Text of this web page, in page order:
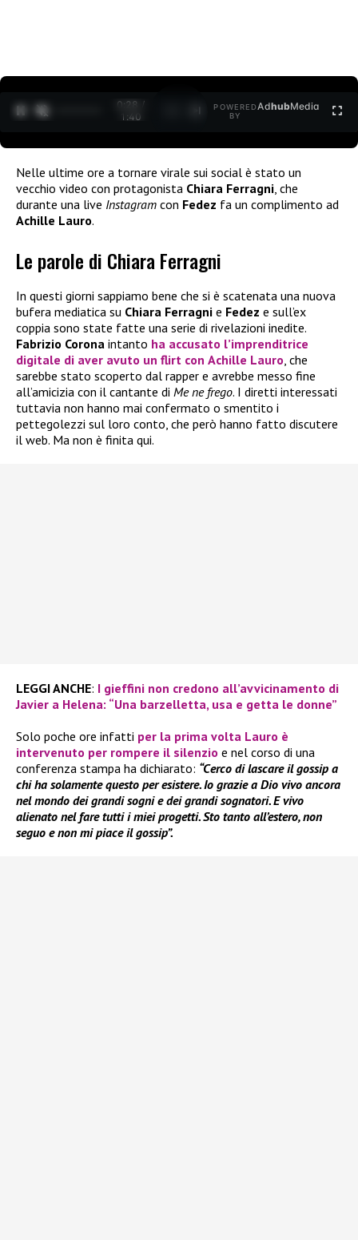
0:29 /
1:40
POWERED
BY
AdhubMedia
Nelle ultime ore a tornare virale sui social è stato un
vecchio video con protagonista Chiara Ferragni , che
durante una live Instagram con Fedez fa un complimento ad
Achille Lauro.
Le parole di Chiara Ferragni
In questi giorni sappiamo bene che si è scatenata una nuova
bufera mediatica su Chiara Ferragni e Fedez e sull’ex
coppia sono state fatte una serie di rivelazioni inedite.
Fabrizio Corona intanto ha accusato l’imprenditrice
digitale di aver avuto un flirt con Achille Lauro, che
sarebbe stato scoperto dal rapper e avrebbe messo fine
all’amicizia con il cantante di Me ne frego. I diretti interessati
tuttavia non hanno mai confermato o smentito i
pettegolezzi sul loro conto, che però hanno fatto discutere
il web. Ma non è finita qui.
LEGGI ANCHE: I gieffini non credono all’avvicinamento di
Javier a Helena: “Una barzelletta, usa e getta le donne”
Solo poche ore infatti per la prima volta Lauro è
intervenuto per rompere il silenzio e nel corso di una
conferenza stampa ha dichiarato: “Cerco di lascare il gossip a
chi ha solamente questo per esistere. Io grazie a Dio vivo ancora
nel mondo dei grandi sogni e dei grandi sognatori. E vivo
alienato nel fare tutti i miei progetti. Sto tanto all’estero, non
seguo e non mi piace il gossip”.